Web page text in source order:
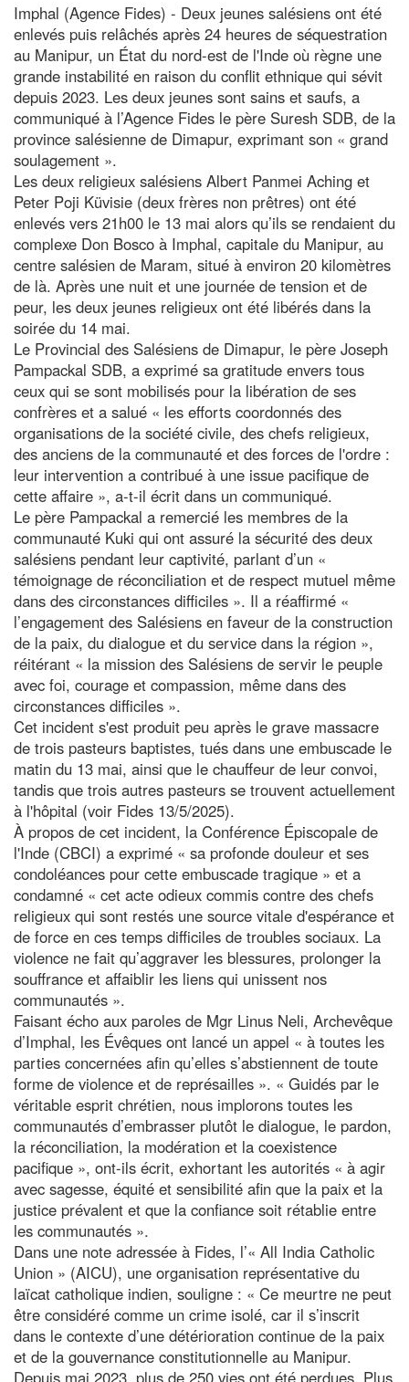
Imphal (Agence Fides) - Deux jeunes salésiens ont été
enlevés puis relâchés après 24 heures de séquestration
au Manipur, un État du nord-est de l'Inde où règne une
grande instabilité en raison du conflit ethnique qui sévit
depuis 2023. Les deux jeunes sont sains et saufs, a
communiqué à l’Agence Fides le père Suresh SDB, de la
province salésienne de Dimapur, exprimant son « grand
soulagement ».
Les deux religieux salésiens Albert Panmei Aching et
Peter Poji Küvisie (deux frères non prêtres) ont été
enlevés vers 21h00 le 13 mai alors qu’ils se rendaient du
complexe Don Bosco à Imphal, capitale du Manipur, au
centre salésien de Maram, situé à environ 20 kilomètres
de là. Après une nuit et une journée de tension et de
peur, les deux jeunes religieux ont été libérés dans la
soirée du 14 mai.
Le Provincial des Salésiens de Dimapur, le père Joseph
Pampackal SDB, a exprimé sa gratitude envers tous
ceux qui se sont mobilisés pour la libération de ses
confrères et a salué « les efforts coordonnés des
organisations de la société civile, des chefs religieux,
des anciens de la communauté et des forces de l'ordre :
leur intervention a contribué à une issue pacifique de
cette affaire », a-t-il écrit dans un communiqué.
Le père Pampackal a remercié les membres de la
communauté Kuki qui ont assuré la sécurité des deux
salésiens pendant leur captivité, parlant d’un «
témoignage de réconciliation et de respect mutuel même
dans des circonstances difficiles ». Il a réaffirmé «
l’engagement des Salésiens en faveur de la construction
de la paix, du dialogue et du service dans la région »,
réitérant « la mission des Salésiens de servir le peuple
avec foi, courage et compassion, même dans des
circonstances difficiles ».
Cet incident s'est produit peu après le grave massacre
de trois pasteurs baptistes, tués dans une embuscade le
matin du 13 mai, ainsi que le chauffeur de leur convoi,
tandis que trois autres pasteurs se trouvent actuellement
à l'hôpital (voir Fides 13/5/2025).
À propos de cet incident, la Conférence Épiscopale de
l'Inde (CBCI) a exprimé « sa profonde douleur et ses
condoléances pour cette embuscade tragique » et a
condamné « cet acte odieux commis contre des chefs
religieux qui sont restés une source vitale d'espérance et
de force en ces temps difficiles de troubles sociaux. La
violence ne fait qu’aggraver les blessures, prolonger la
souffrance et affaiblir les liens qui unissent nos
communautés ».
Faisant écho aux paroles de Mgr Linus Neli, Archevêque
d’Imphal, les Évêques ont lancé un appel « à toutes les
parties concernées afin qu’elles s’abstiennent de toute
forme de violence et de représailles ». « Guidés par le
véritable esprit chrétien, nous implorons toutes les
communautés d’embrasser plutôt le dialogue, le pardon,
la réconciliation, la modération et la coexistence
pacifique », ont-ils écrit, exhortant les autorités « à agir
avec sagesse, équité et sensibilité afin que la paix et la
justice prévalent et que la confiance soit rétablie entre
les communautés ».
Dans une note adressée à Fides, l’« All India Catholic
Union » (AICU), une organisation représentative du
laïcat catholique indien, souligne : « Ce meurtre ne peut
être considéré comme un crime isolé, car il s’inscrit
dans le contexte d’une détérioration continue de la paix
et de la gouvernance constitutionnelle au Manipur.
Depuis mai 2023, plus de 250 vies ont été perdues. Plus